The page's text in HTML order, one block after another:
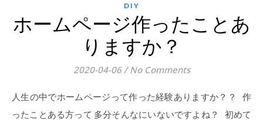
DIY
ホームページ作ったことあ
りますか？
2020-04-06 / No Comments
人生の中でホームページって作った経験ありますか？？ 作
ったことある方って 多分そんなにいないですよね？ 初めて